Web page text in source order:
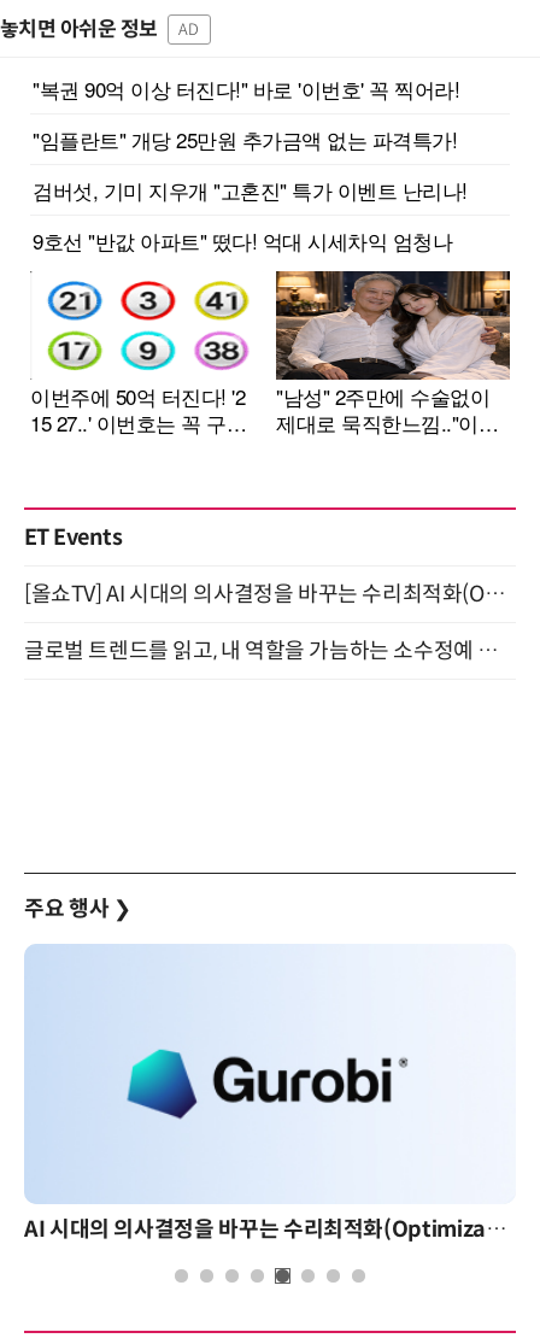
놓치면 아쉬운 정보 AD
ET Events
[올쇼TV] AI 시대의 의사결정을 바꾸는 수리최적화(Optimization) 소개 (8/20 생방송)
글로벌 트렌드를 읽고, 내 역할을 가늠하는 소수정예 실습 워크숍 (8/28)
주요 행사 ❯
AI 시대의 의사결정을 바꾸는 수리최적화(Optimization): 실제 산업 적용 사례와 활용 전략